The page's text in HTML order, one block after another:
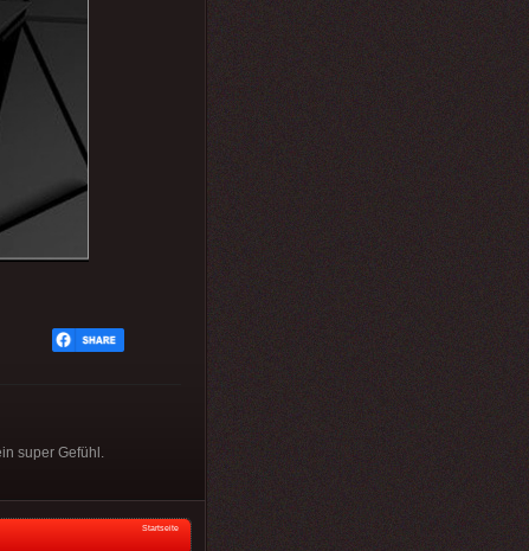
super Gefühl.
Startseite